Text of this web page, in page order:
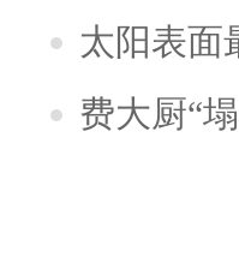
太阳表面
费大厨“